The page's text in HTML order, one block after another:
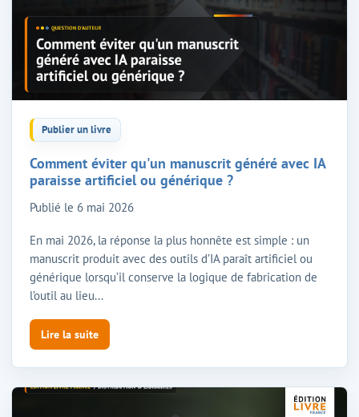
Publier un livre
Comment éviter qu'un manuscrit généré avec IA
paraisse artificiel ou générique ?
Publié le 6 mai 2026
En mai 2026, la réponse la plus honnête est simple : un
manuscrit produit avec des outils d’IA paraît artificiel ou
générique lorsqu’il conserve la logique de fabrication de
l’outil au lieu...
Lire la suite